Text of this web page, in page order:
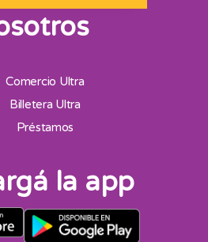
Comercio Ultra
Billetera Ultra
Préstamos
la app